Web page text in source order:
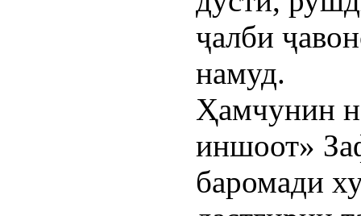
ҷалби
намуд.
Ҳамчунин
иншоот»
баромади